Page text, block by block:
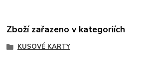
Zboží zařazeno v kategoriích
KUSOVÉ KARTY